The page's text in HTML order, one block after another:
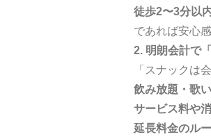
徒歩2〜3分以
であれば安心
2. 明朗会計で
「スナックは
飲み放題・歌
サービス料や
延長料金のル